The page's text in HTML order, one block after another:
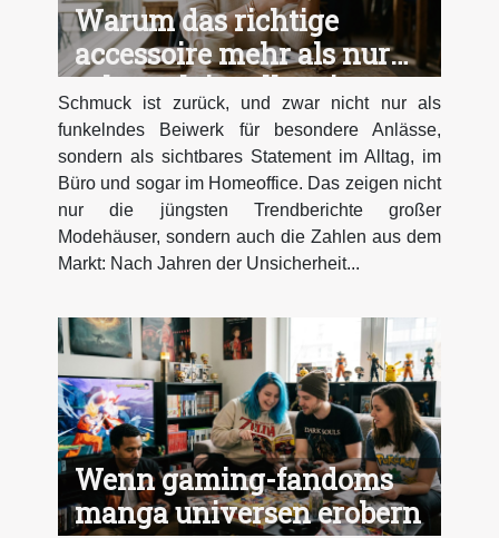
Warum das richtige
accessoire mehr als nur
schmuck im alltag ist
Schmuck ist zurück, und zwar nicht nur als
funkelndes Beiwerk für besondere Anlässe,
sondern als sichtbares Statement im Alltag, im
Büro und sogar im Homeoffice. Das zeigen nicht
nur die jüngsten Trendberichte großer
Modehäuser, sondern auch die Zahlen aus dem
Markt: Nach Jahren der Unsicherheit...
Wenn gaming-fandoms
manga universen erobern